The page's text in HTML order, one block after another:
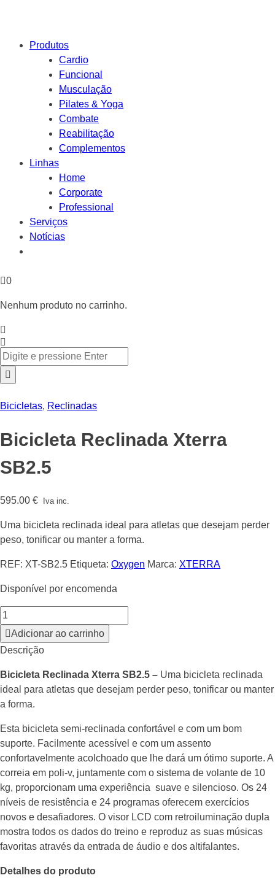
Produtos
Cardio
Funcional
Musculação
Pilates & Yoga
Combate
Reabilitação
Complementos
Linhas
Home
Corporate
Professional
Serviços
Notícias
0
Nenhum produto no carrinho.
Bicicletas, Reclinadas
Bicicleta Reclinada Xterra
SB2.5
595.00 € Iva inc.
Uma bicicleta reclinada ideal para atletas que desejam perder
peso, tonificar ou manter a forma.
REF: XT-SB2.5 Etiqueta: Oxygen Marca: XTERRA
Disponível por encomenda
Adicionar ao carrinho
Descrição
Bicicleta Reclinada Xterra SB2.5 – Uma bicicleta reclinada
ideal para atletas que desejam perder peso, tonificar ou manter
a forma.
Esta bicicleta semi-reclinada confortável e com um bom
suporte. Facilmente acessível e com um assento
confortavelmente acolchoado que lhe dará um ótimo suporte. A
correia em poli-v, juntamente com o sistema de volante de 10
kg, proporcionam uma experiência suave e silencioso. Os 24
níveis de resistência e 24 programas oferecem exercícios
novos e desafiadores. O visor LCD com retroiluminação dupla
mostra todos os dados do treino e reproduz as suas músicas
favoritas através da entrada de áudio e dos altifalantes.
Detalhes do produto